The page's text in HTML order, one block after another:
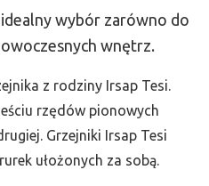
wybór zarówno do
wnętrz.
z rodziny Irsap Tesi.
rzędów pionowych
Grzejniki Irsap Tesi
ułożonych za sobą.